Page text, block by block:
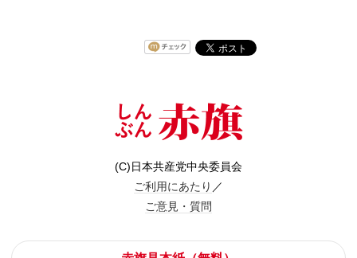
(C)日本共産党中央委員会
ご利用にあたり ／
ご意見・質問